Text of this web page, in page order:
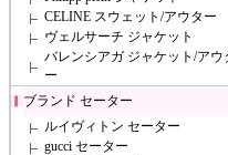
CELINE スウェット/アウター
ヴェルサーチ ジャケット
バレンシアガ ジャケット/アウ
ー
ブランド セーター
ルイヴィトン セーター
gucci セーター